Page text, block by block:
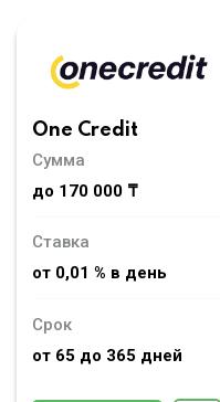
One Credit
Сумма
до 170 000 ₸
Ставка
от 0,01 % в день
Срок
от 65 до 365 дней